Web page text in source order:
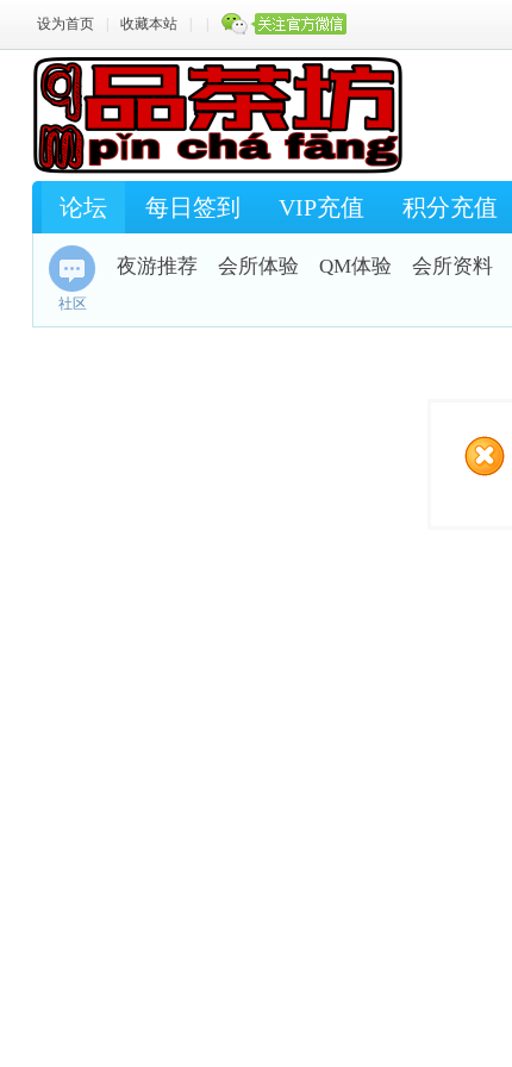
设为首页 收藏本站
论坛 每日签到 VIP充值 积分充值
社区
夜游推荐 会所体验 QM体验 会所资料